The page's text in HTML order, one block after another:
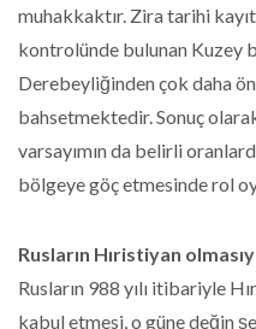
muhakkaktır. Zira tarihi
kontrolünde bulunan Kuzey
Derebeyliğinden çok daha
bahsetmektedir. Sonuç
varsayımın da belirli
bölgeye göç etmesinde rol
Rusların Hıristiyan
Rusların 988 yılı itibariyle
kabul etmesi, o güne değin